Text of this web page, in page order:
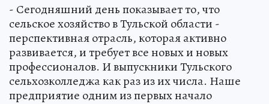
- Сегодняшний день показывает то, что
сельское хозяйство в Тульской области -
перспективная отрасль, которая активно
развивается, и требует все новых и новых
профессионалов. И выпускники Тульского
сельхозколледжа как раз из их числа. Наше
предприятие одним из первых начало